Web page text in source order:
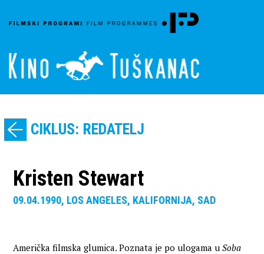
CIKLUS: REDATELJ
Kristen Stewart
09.04.1990, LOS ANGELES, KALIFORNIJA, SAD
Američka filmska glumica. Poznata je po ulogama u Soba